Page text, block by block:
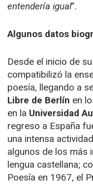
entendería igual”.
Algunos datos
Desde el inicio de
compatibilizó la
poesía, llegando a
Libre de Berlín en
en la Universidad
regreso a España
una intensa
algunos de los más
lengua castellana;
Poesía en 1967, el